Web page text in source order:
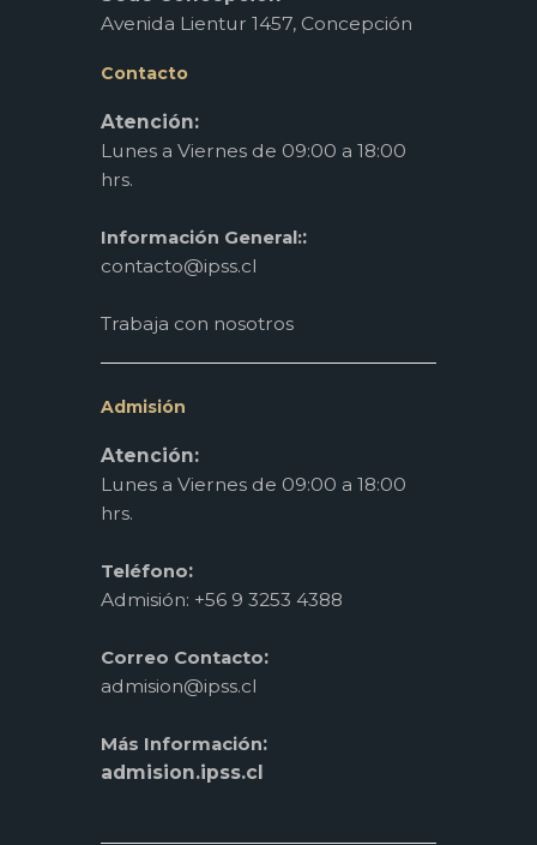
Avenida Lientur 1457, Concepción
Contacto
Atención:
Lunes a Viernes de 09:00 a 18:00
hrs.
Información General::
contacto@ipss.cl
Trabaja con nosotros
Admisión
Atención:
Lunes a Viernes de 09:00 a 18:00
hrs.
Teléfono:
Admisión: +56 9 3253 4388
Correo Contacto:
admision@ipss.cl
Más Información:
admision.ipss.cl